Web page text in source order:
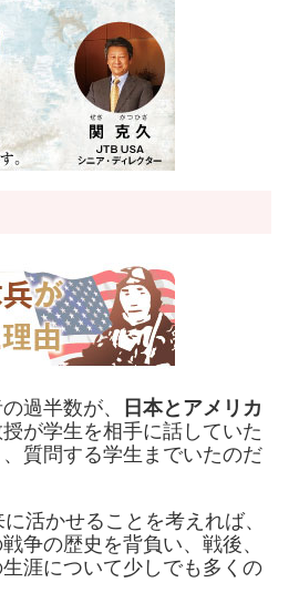
過半数が、
日本とアメリカ
が学生を相手に話していた
質問する学生までいたのだ
活かせることを考えれば、
争の歴史を背負い、戦後、
涯について少しでも多くの